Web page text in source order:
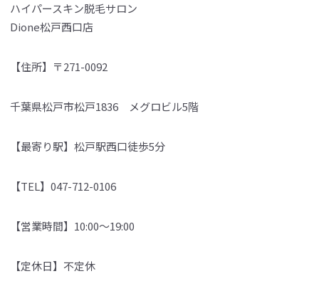
ハイパースキン脱毛サロン
Dione松戸西口店
【住所】〒271-0092
千葉県松戸市松戸1836 メグロビル5階
【最寄り駅】松戸駅西口徒歩5分
【TEL】047-712-0106
【営業時間】10:00～19:00
【定休日】不定休